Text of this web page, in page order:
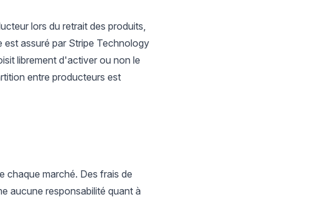
lors du retrait des produits,
est assuré par Stripe Technology
librement d'activer ou non le
entre producteurs est
chaque marché. Des frais de
aucune responsabilité quant à